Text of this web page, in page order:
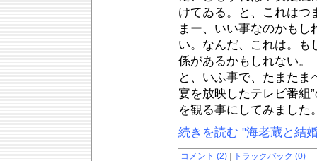
けてゐる。と、これはつ
まー、いい事なのかも
い。なんだ、これは。も
係があるかもしれない。
と、いふ事で、たまたま
宴を放映したテレビ番組
を観る事にしてみました
続きを読む "海老蔵と結
コメント (2) トラックバック (0)